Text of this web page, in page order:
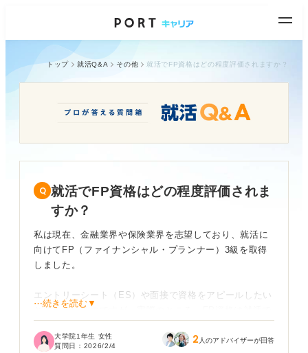
トップ 就活Q&A その他 就活でFP資格はどの程度評価されますか？
就活でFP資格はどの程度評価されま
すか？
私は現在、金融業界や保険業界を志望しており、就活に
向けてFP（ファイナンシャル・プランナー）3級を取得
しました。
エントリーシート（ES）や面接で資格をアピールしたい
と考えているのですが、実際のところ、FP資格は就活で
⋯続きを読む▼
大学院1年生 女性
質問日： 2026/2/4 2 人のアドバイザーが回答